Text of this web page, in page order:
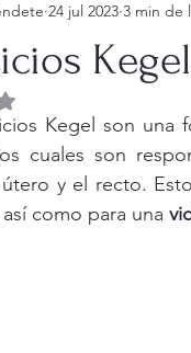
24 jul 2023 3 min de
NaN de 5 estrellas.
Kegel son una
cuales son
y el recto.
como para una